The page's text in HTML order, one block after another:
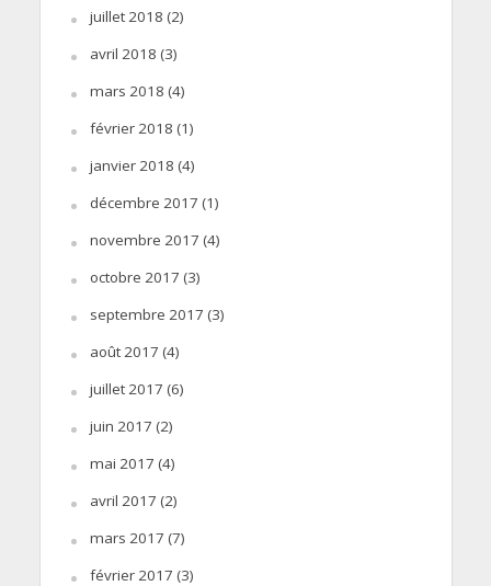
juillet 2018 (2)
avril 2018 (3)
mars 2018 (4)
février 2018 (1)
janvier 2018 (4)
décembre 2017 (1)
novembre 2017 (4)
octobre 2017 (3)
septembre 2017 (3)
août 2017 (4)
juillet 2017 (6)
juin 2017 (2)
mai 2017 (4)
avril 2017 (2)
mars 2017 (7)
février 2017 (3)